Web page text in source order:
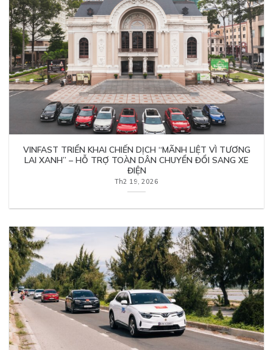
VINFAST TRIỂN KHAI CHIẾN DỊCH “MÃNH LIỆT VÌ TƯƠNG
LAI XANH” – HỖ TRỢ TOÀN DÂN CHUYỂN ĐỔI SANG XE
ĐIỆN
Th2 19, 2026